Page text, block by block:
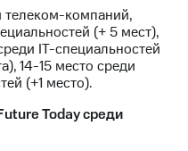
телеком-компаний,
(+ 5 мест),
IT-специальностей
14-15 место среди
(+1 место).
Today среди